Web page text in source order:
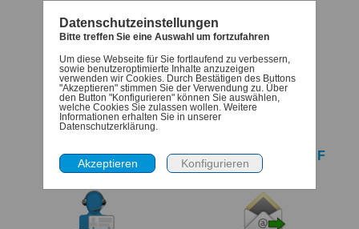
Termine Denk-dran
iCalendar Export Jahreskalender PDF
Datenschutzeinstellungen
Bitte treffen Sie eine Auswahl um fortzufahren
Um diese Webseite für Sie fortlaufend zu verbessern,
sowie benutzeroptimierte Inhalte anzuzeigen
verwenden wir Cookies. Durch Bestätigen des Buttons
"Akzeptieren" stimmen Sie der Verwendung zu. Über
den Button "Konfigurieren" können Sie auswählen,
welche Cookies Sie zulassen wollen. Weitere
Informationen erhalten Sie in unserer
Datenschutzerklärung.